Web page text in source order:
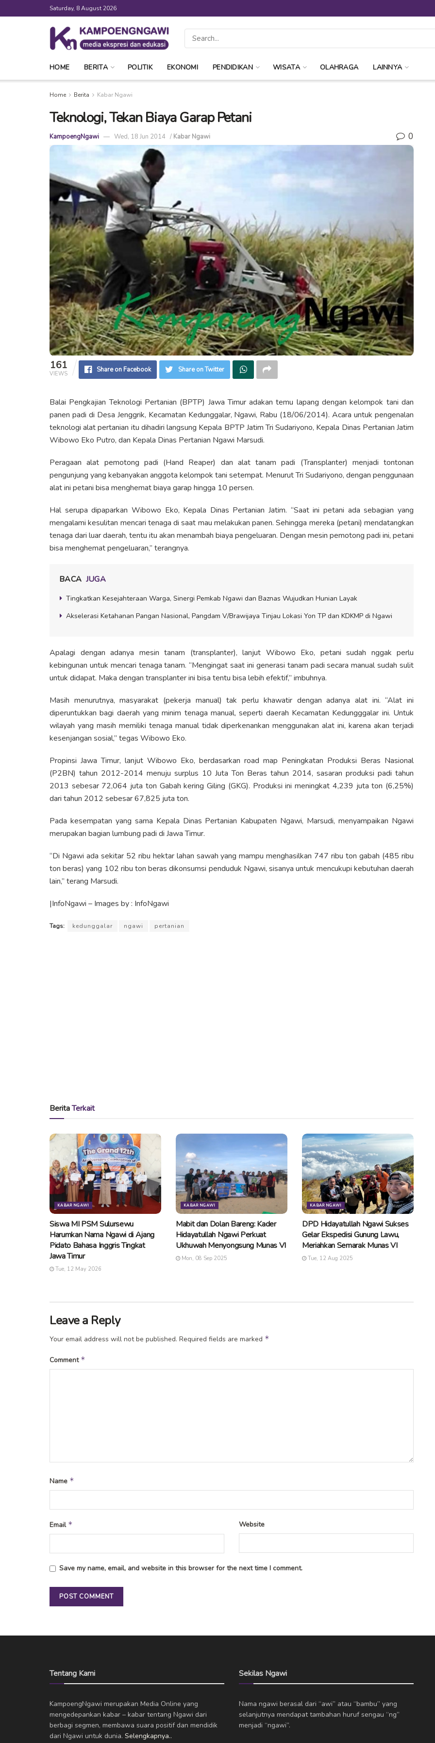
Saturday, 8 August 2026
HOME BERITA POLITIK EKONOMI PENDIDIKAN WISATA OLAHRAGA LAINNYA
Home Berita Kabar Ngawi
Teknologi, Tekan Biaya Garap Petani
KampoengNgawi Wed, 18 Jun 2014 / Kabar Ngawi 0
161
VIEWS Share on Facebook Share on Twitter
Balai Pengkajian Teknologi Pertanian (BPTP) Jawa Timur adakan temu lapang dengan kelompok tani dan
panen padi di Desa Jenggrik, Kecamatan Kedunggalar, Ngawi, Rabu (18/06/2014). Acara untuk pengenalan
teknologi alat pertanian itu dihadiri langsung Kepala BPTP Jatim Tri Sudariyono, Kepala Dinas Pertanian Jatim
Wibowo Eko Putro, dan Kepala Dinas Pertanian Ngawi Marsudi.
Peragaan alat pemotong padi (Hand Reaper) dan alat tanam padi (Transplanter) menjadi tontonan
pengunjung yang kebanyakan anggota kelompok tani setempat. Menurut Tri Sudariyono, dengan penggunaan
alat ini petani bisa menghemat biaya garap hingga 10 persen.
Hal serupa dipaparkan Wibowo Eko, Kepala Dinas Pertanian Jatim. “Saat ini petani ada sebagian yang
mengalami kesulitan mencari tenaga di saat mau melakukan panen. Sehingga mereka (petani) mendatangkan
tenaga dari luar daerah, tentu itu akan menambah biaya pengeluaran. Dengan mesin pemotong padi ini, petani
bisa menghemat pengeluaran,” terangnya.
BACA JUGA
Tingkatkan Kesejahteraan Warga, Sinergi Pemkab Ngawi dan Baznas Wujudkan Hunian Layak
Akselerasi Ketahanan Pangan Nasional, Pangdam V/Brawijaya Tinjau Lokasi Yon TP dan KDKMP di Ngawi
Apalagi dengan adanya mesin tanam (transplanter), lanjut Wibowo Eko, petani sudah nggak perlu
kebingunan untuk mencari tenaga tanam. “Mengingat saat ini generasi tanam padi secara manual sudah sulit
untuk didapat. Maka dengan transplanter ini bisa tentu bisa lebih efektif,” imbuhnya.
Masih menurutnya, masyarakat (pekerja manual) tak perlu khawatir dengan adanya alat ini. “Alat ini
diperuntukkan bagi daerah yang minim tenaga manual, seperti daerah Kecamatan Kedungggalar ini. Untuk
wilayah yang masih memiliki tenaga manual tidak diperkenankan menggunakan alat ini, karena akan terjadi
kesenjangan sosial,” tegas Wibowo Eko.
Propinsi Jawa Timur, lanjut Wibowo Eko, berdasarkan road map Peningkatan Produksi Beras Nasional
(P2BN) tahun 2012-2014 menuju surplus 10 Juta Ton Beras tahun 2014, sasaran produksi padi tahun
2013 sebesar 72,064 juta ton Gabah kering Giling (GKG). Produksi ini meningkat 4,239 juta ton (6,25%)
dari tahun 2012 sebesar 67,825 juta ton.
Pada kesempatan yang sama Kepala Dinas Pertanian Kabupaten Ngawi, Marsudi, menyampaikan Ngawi
merupakan bagian lumbung padi di Jawa Timur.
“Di Ngawi ada sekitar 52 ribu hektar lahan sawah yang mampu menghasilkan 747 ribu ton gabah (485 ribu
ton beras) yang 102 ribu ton beras dikonsumsi penduduk Ngawi, sisanya untuk mencukupi kebutuhan daerah
lain,” terang Marsudi.
|InfoNgawi – Images by : InfoNgawi
Tags: kedunggalar ngawi pertanian
BeritaTerkait
KABAR NGAWI
Siswa MI PSM Sulursewu
Harumkan Nama Ngawi di Ajang
Pidato Bahasa Inggris Tingkat
Jawa Timur
Tue, 12 May 2026
KABAR NGAWI
Mabit dan Dolan Bareng: Kader
Hidayatullah Ngawi Perkuat
Ukhuwah Menyongsung Munas VI
Mon, 08 Sep 2025
KABAR NGAWI
DPD Hidayatullah Ngawi Sukses
Gelar Ekspedisi Gunung Lawu,
Meriahkan Semarak Munas VI
Tue, 12 Aug 2025
Leave a Reply
Your email address will not be published. Required fields are marked *
Comment *
Name *
Email * Website
Save my name, email, and website in this browser for the next time I comment.
Tentang Kami
KampoengNgawi merupakan Media Online yang
mengedepankan kabar – kabar tentang Ngawi dari
berbagi segmen, membawa suara positif dan mendidik
dari Ngawi untuk dunia. Selengkapnya..
Sekilas Ngawi
Nama ngawi berasal dari “awi” atau “bambu” yang
selanjutnya mendapat tambahan huruf sengau “ng”
menjadi “ngawi”.